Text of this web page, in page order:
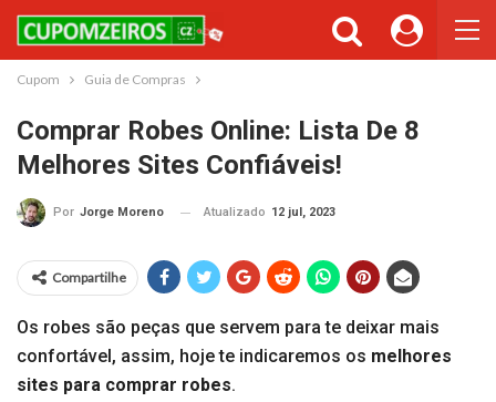
Cupom Guia de Compras
Comprar Robes Online: Lista De 8
Melhores Sites Confiáveis!
Por Jorge Moreno Atualizado 12 jul, 2023
Compartilhe
Os robes são peças que servem para te deixar mais
confortável, assim, hoje te indicaremos os melhores
sites para comprar robes.